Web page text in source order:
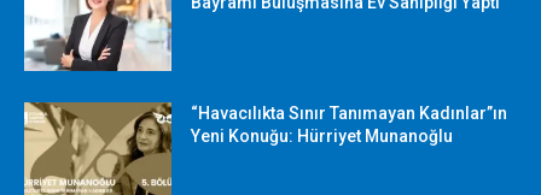
“Havacılıkta Sınır Tanımayan Kadınlar”ın
Yeni Konuğu: Hürriyet Munanoğlu